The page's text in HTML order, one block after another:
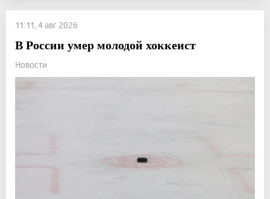
11:11, 4 авг 2026
В России умер молодой хоккеист
Новости